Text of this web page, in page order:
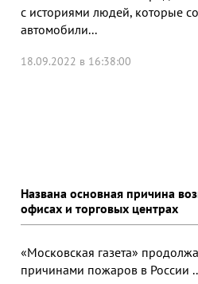
с историями людей, которые
автомобили...
18.09.2022 в 16:38:00
Названа основная причина
офисах и торговых центрах
«Московская газета»
причинами пожаров в России